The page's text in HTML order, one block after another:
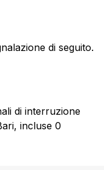
di seguito.
di interruzione
incluse 0